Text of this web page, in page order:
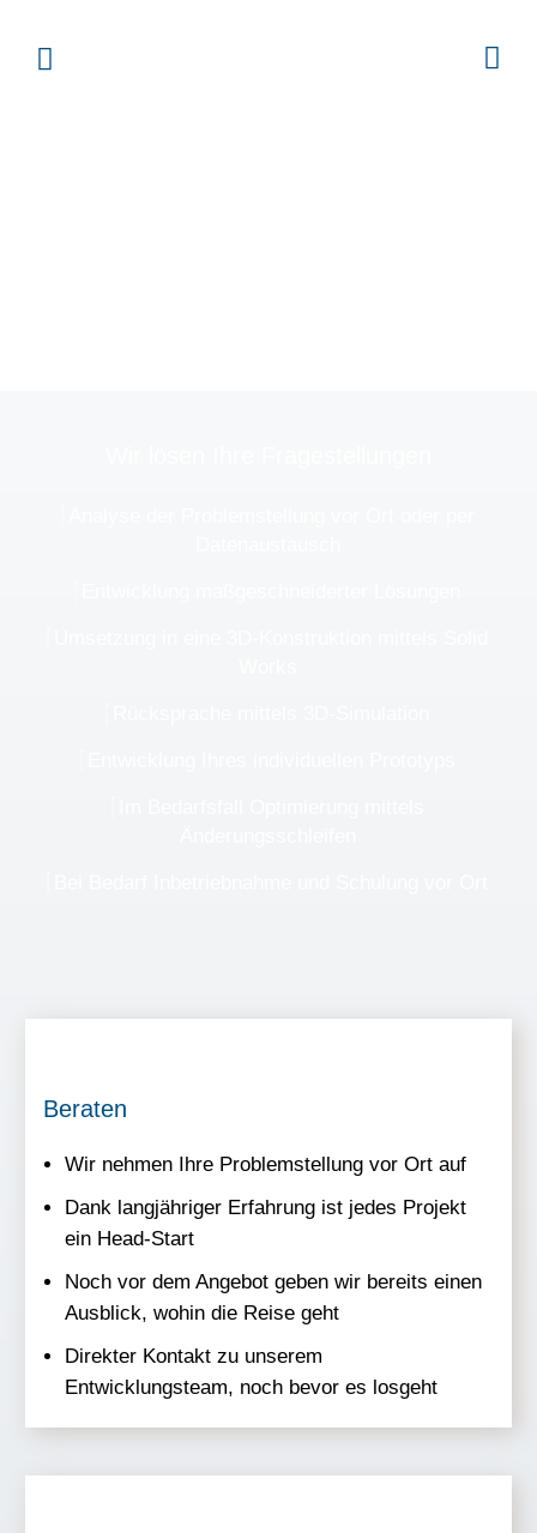
Beraten
Wir nehmen Ihre Problemstellung vor Ort auf
Dank langjähriger Erfahrung ist jedes Projekt
ein Head-Start
Noch vor dem Angebot geben wir bereits einen
Ausblick, wohin die Reise geht
Direkter Kontakt zu unserem
Entwicklungsteam, noch bevor es losgeht